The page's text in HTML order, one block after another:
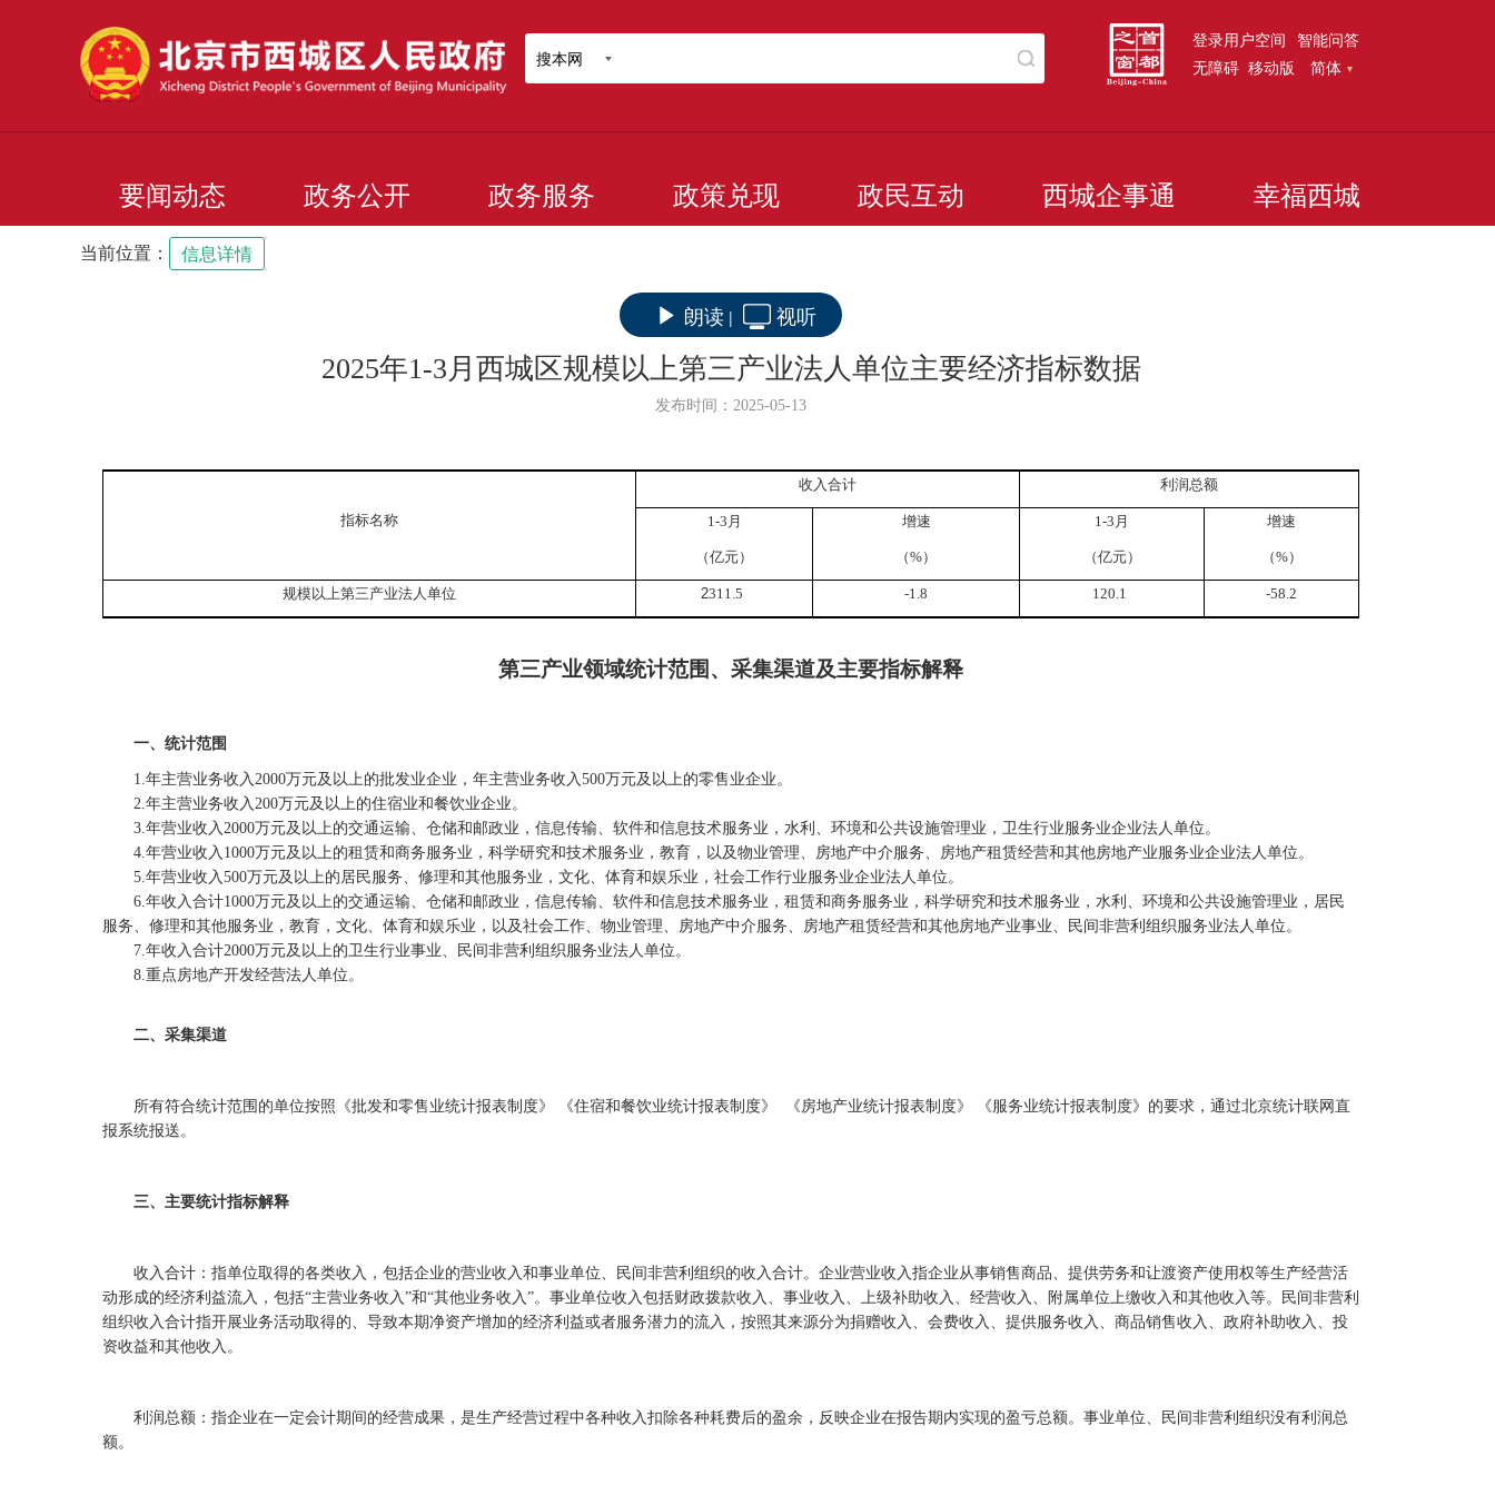
搜本网
登录用户空间 智能问答
无障碍 移动版 简体
要闻动态 政务公开 政务服务 政策兑现 政民互动 西城企事通 幸福西城
当前位置： 信息详情
朗读 | 视听
2025年1-3月西城区规模以上第三产业法人单位主要经济指标数据
发布时间：2025-05-13
指标名称
收入合计 利润总额
1-3 月
（亿元）
增速
（%）
1-3 月
（亿元）
增速
（%）
规模以上第三产业法人单位 2311.5 -1.8 120.1 -58.2
第三产业领域统计范围、采集渠道及主要指标解释
一、统计范围
1.年主营业务收入2000万元及以上的批发业企业，年主营业务收入500万元及以上的零售业企业。
2.年主营业务收入200万元及以上的住宿业和餐饮业企业。
3.年营业收入2000万元及以上的交通运输、仓储和邮政业，信息传输、软件和信息技术服务业，水利、环境和公共设施管理业，卫生行业服务业企业法人单位。
4.年营业收入 1000万元及以上的租赁和商务服务业，科学研究和技术服务业，教育，以及物业管理、房地产中介服务、房地产租赁经营和其他房地产业服务业企业法人单位。
5.年营业收入500万元及以上的居民服务、修理和其他服务业，文化、体育和娱乐业，社会工作行业服务业企业法人单位。
6.年收入合计1000万元及以上的交通运输、仓储和邮政业，信息传输、软件和信息技术服务业，租赁和商务服务业，科学研究和技术服务业，水利、环境和公共设施管理业，居民
服务、修理和其他服务业，教育，文化、体育和娱乐业，以及社会工作、物业管理、房地产中介服务、房地产租赁经营和其他房地产业事业、民间非营利组织服务业法人单位。
7.年收入合计2000万元及以上的卫生行业事业、民间非营利组织服务业法人单位。
8.重点房地产开发经营法人单位。
二、采集渠道
所有符合统计范围的单位按照《批发和零售业统计报表制度》 《住宿和餐饮业统计报表制度》 《房地产业统计报表制度》 《服务业统计报表制度》的要求 ， 通过北京统计联网直
报系统报送。
三、主要统计指标解释
收入合计：指单位取得的各类收入，包括企业的营业收入和事业单位、民间非营利组织的收入合计。企业营业收入指企业从事销售商品、提供劳务和让渡资产使用权等生产经营活
动形成的经济利益流入，包括“主营业务收入”和“其他业务收入”。事业单位收入包括财政拨款收入、 事业收入 、 上级补助收入、经营收入、附属单位上缴收入和其他收入等。民间非营利
组织收入合计指开展业务活动取得的、导致本期净资产增加的经济利益或者服务潜力的流入，按照其来源分为捐赠收入、会费收入、提供服务收入、商品销售收入、政府补助收入、投
资收益和其他收入。
利润总额：指企业在一定会计期间的经营成果，是生产经营过程中各种收入扣除各种耗费后的盈余，反映企业在报告期内实现的盈亏总额。 事业单位、民间非营利组织没有利润总
额。